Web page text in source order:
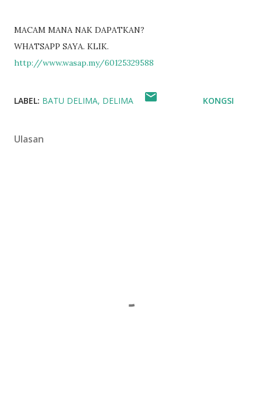
MACAM MANA NAK DAPATKAN?
WHATSAPP SAYA. KLIK.
http://www.wasap.my/60125329588
LABEL: BATU DELIMA DELIMA KONGSI
Ulasan